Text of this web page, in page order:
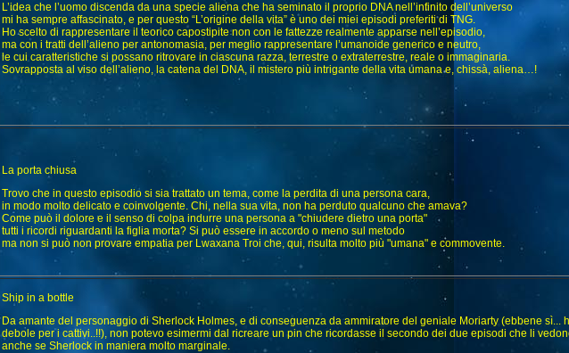
L’idea che l’uomo discenda da una specie aliena che ha seminato il proprio DNA nell’infinito dell’universo
mi ha sempre affascinato, e per questo “L’origine della vita” è uno dei miei episodi preferiti di TNG.
Ho scelto di rappresentare il teorico capostipite non con le fattezze realmente apparse nell’episodio,
ma con i tratti dell’alieno per antonomasia, per meglio rappresentare l’umanoide generico e neutro,
le cui caratteristiche si possano ritrovare in ciascuna razza, terrestre o extraterrestre, reale o immaginaria.
Sovrapposta al viso dell’alieno, la catena del DNA, il mistero più intrigante della vita umana e, chissà, aliena…!
La porta chiusa
Trovo che in questo episodio si sia trattato un tema, come la perdita di una persona cara,
in modo molto delicato e coinvolgente. Chi, nella sua vita, non ha perduto qualcuno che amava?
Come può il dolore e il senso di colpa indurre una persona a "chiudere dietro una porta"
tutti i ricordi riguardanti la figlia morta? Si può essere in accordo o meno sul metodo
ma non si può non provare empatia per Lwaxana Troi che, qui, risulta molto più "umana" e commovente.
Ship in a bottle
Da amante del personaggio di Sherlock Holmes, e di conseguenza da ammiratore del geniale Moriarty (ebbene sì...
debole per i cattivi..!!), non potevo esimermi dal ricreare un pin che ricordasse il secondo dei due episodi che li
anche se Sherlock in maniera molto marginale.